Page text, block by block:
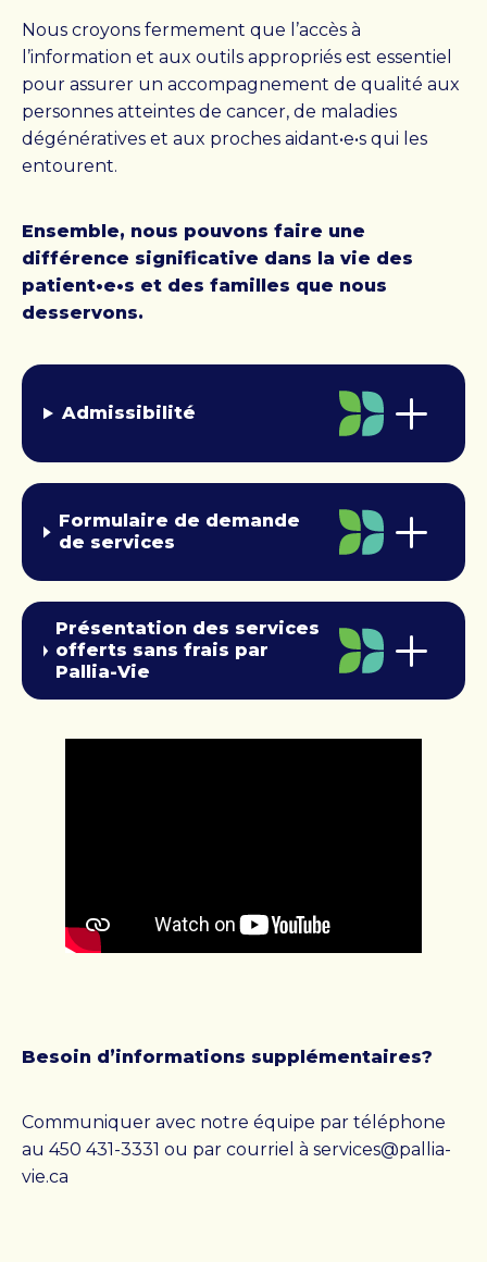
Nous croyons fermement que l’accès à
l’information et aux outils appropriés est essentiel
pour assurer un accompagnement de qualité aux
personnes atteintes de cancer, de maladies
dégénératives et aux proches aidant•e•s qui les
entourent.
Ensemble, nous pouvons faire une
différence significative dans la vie des
patient•e•s et des familles que nous
desservons.
Admissibilité
Formulaire de demande
de services
Présentation des services
offerts sans frais par
Pallia-Vie
Besoin d’informations supplémentaires?
Communiquer avec notre équipe par téléphone
au 450 431-3331 ou par courriel à services@pallia-
vie.ca